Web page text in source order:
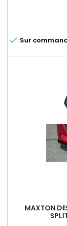
 Sur
MAXTON